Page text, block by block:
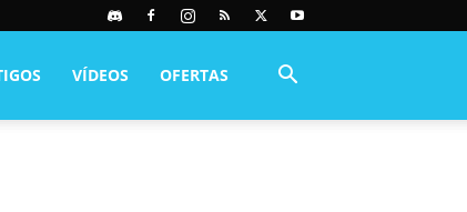
VÍDEOS OFERTAS